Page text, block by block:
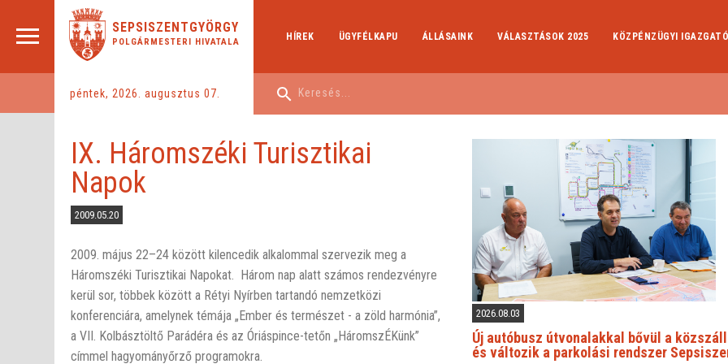
SEPSISZENTGYÖRGY
POLGÁRMESTERI HIVATALA
péntek, 2026. augusztus 07.
HÍREK ÜGYFÉLKAPU ÁLLÁSAINK VÁLASZTÁSOK 2025 KÖZPÉNZÜGYI
IX. Háromszéki Turisztikai
Napok
2009.05.20
2009. május 22–24 között kilencedik alkalommal szervezik meg a
Háromszéki Turisztikai Napokat. Három nap alatt számos rendezvényre
kerül sor, többek között a Rétyi Nyírben tartandó nemzetközi
konferenciára, amelynek témája „Ember és természet - a zöld harmónia”,
a VII. Kolbásztöltő Parádéra és az Óriáspince-tetőn „HáromszÉKünk”
címmel hagyományőrző programokra.
2026.08.03
Új autóbusz útvonalakkal bővül a
és változik a parkolási rendszer